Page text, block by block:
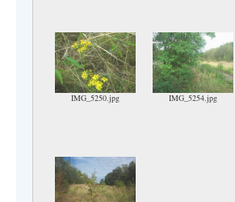
IMG_5250.jpg IMG_5254.jpg